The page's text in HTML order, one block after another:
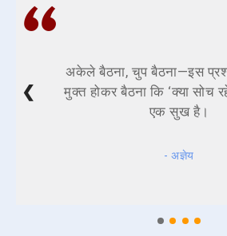
अकेले बैठना, चुप बैठना—इस
मुक्त होकर बैठना कि ‘क्या सोच
एक सुख है।
- अज्ञेय
❮